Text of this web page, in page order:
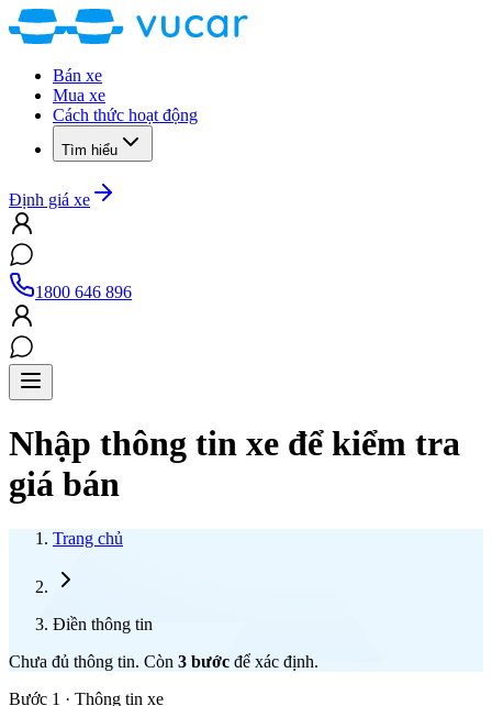
Bán xe
Mua xe
Cách thức hoạt động
Tìm hiểu
Định giá xe
1800 646 896
Nhập thông tin xe để kiểm tra
giá bán
Trang chủ
Điền thông tin
Chưa đủ thông tin. Còn 3 bước để xác định.
Bước 1 · Thông tin xe